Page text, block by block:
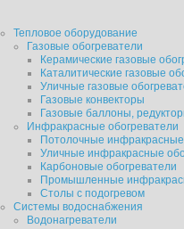
Тепловое оборудование
Газовые обогреватели
Керамические газовые
Каталитические газовые
Уличные газовые
Газовые конвекторы
Газовые баллоны,
Инфракрасные обогреватели
Потолочные инфракрасные
Уличные инфракрасные
Карбоновые обогреватели
Промышленные
Столы с подогревом
Системы водоснабжения
Водонагреватели